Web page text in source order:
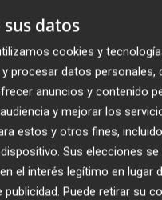
conflicto,
que insisten en que
especialmente por la
y determinados
como Uber y
Europeasi se
datos
cookies y
procesar datos personales,
anuncios y contenido
y mejorar los
estos y otros fines,
Sus elecciones
el interés legítimo en lugar
publicidad. Puede retirar su